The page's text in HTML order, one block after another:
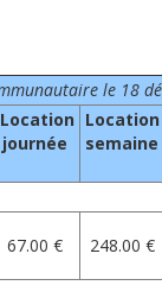
le 18
Location
journée
Location
semaine
67.00 € 248.00 €